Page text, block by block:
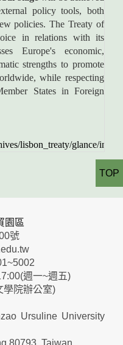
policy tools, both
policies. The Treaty of
in relations with its
Europe's economic,
strengths to promote
while respecting
States in Foreign
lisbon_treaty/glance/
園區
號
週一~週五)
學院辦公室)
Ursuline University
80793, Taiwan
TOP